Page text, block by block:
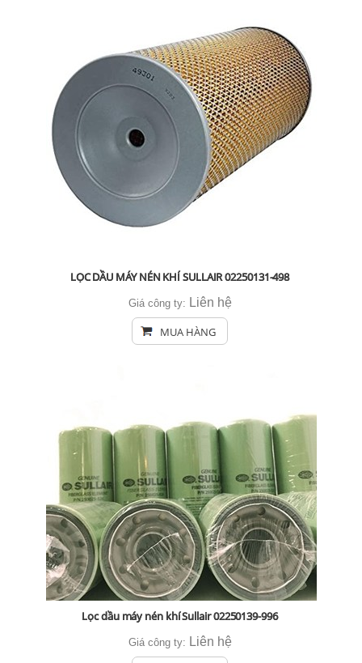
LỌC DẦU MÁY NÉN KHÍ SULLAIR 02250131-498
Giá công ty: Liên hệ
MUA HÀNG
Lọc dầu máy nén khí Sullair 02250139-996
Giá công ty: Liên hệ